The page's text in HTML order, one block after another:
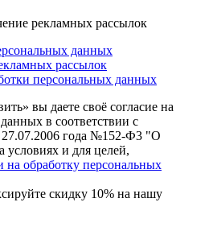
рекламных рассылок
данных
рассылок
персональных данных
вы даете своё согласие на
в соответствии с
года №152-Ф3 "О
и для целей,
на обработку персональных
скидку 10% на нашу